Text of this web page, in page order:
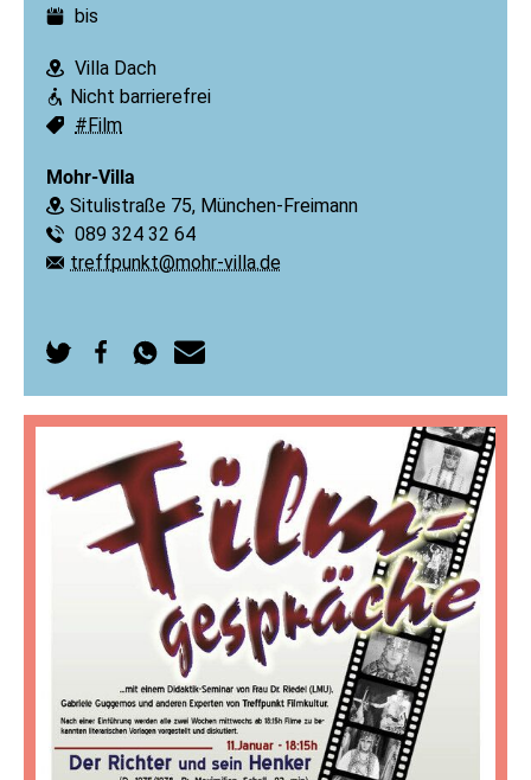
Datum:
bis
Ort:
Villa Dach
Barrierefreiheit:
Nicht barrierefrei
Schlagworte:
#Film
Mohr-Villa
Ort:
Situlistraße 75, München-Freimann
Telefon:
089 324 32 64
E-Mail:
treffpunkt@mohr-villa.de
TwitterFacebookWhatsApp
senden
E-
Mail
senden